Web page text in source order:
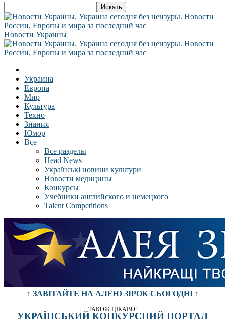
Новости Украины
Украина
Европа
Мир
Культура
Техно
Знания
Юмор
Все
Все разделы
Head News
Українські новини культури
Новости медицины
Конкурсы
Учебники английского и немецкого
Talent Competitions
↑ ЗАВІТАЙТЕ НА АЛЕЮ ЗІРОК СЬОГОДНІ ↑
ТАКОЖ ЦІКАВО:
УКРАЇНСЬКИЙ КОНКУРСНИЙ ПОРТАЛ